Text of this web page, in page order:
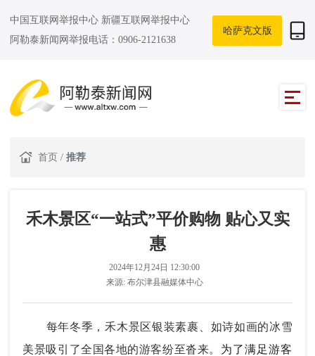
中国互联网举报中心 新疆互联网举报中心
阿勒泰新闻网举报电话：0906-2121638
哈萨克文版
首页 / 推荐
禾木景区“一站式”平价购物 贴心又实
惠
2024年12月24日 12:30:00
来源: 布尔津县融媒体中心
每年冬季，禾木景区银装素裹、如诗如画的冰雪
美景吸引了全国各地的游客纷至沓来。 为了满足游客